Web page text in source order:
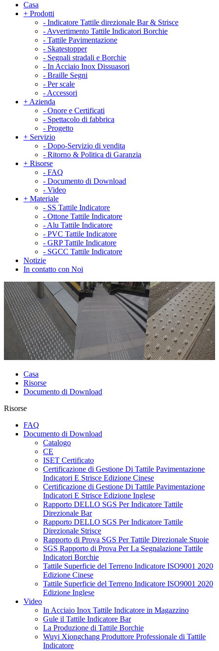
Casa
+ Prodotti
- Indicatore Tattile direzionale Bar & Strisce
- Avvertimento Tattile Indicatori Borchie
- Tattile Pavimentazione
- Skatestopper
- Segnali stradali e Borchie
- In Acciaio Inox Dissuasori
- Braille Segni
- Per scale
- Accessori
+ Azienda
- Onore e Certificati
- Spettacolo di fabbrica
- Progetto
+ Servizio
- Dopo-Servizio di vendita
- Ritorno & Politica di Garanzia
+ Risorse
- FAQ
- Documento di Download
- Video
+ Materiale
- SS Tattile Indicatore
- Ottone Tattile Indicatore
- Alu Tattile Indicatore
- PVC Tattile Indicatore
- GRP Tattile Indicatore
- SGCC Tattile Indicatore
Notizie
In contatto con Noi
Casa
Risorse
Documento di Download
Risorse
FAQ
Documento di Download
Catalogo
CE
ISET Certificato
Certificazione di Gestione Di Tattile Pavimentazione
Indicatori E Strisce Edizione Cinese
Certificazione di Gestione Di Tattile Pavimentazione
Indicatori E Strisce Edizione Inglese
Rapporto DELLO SGS Per Indicatore Tattile
Direzionale Bar
Rapporto DELLO SGS Per Indicatore Tattile
Direzionale Strisce
Rapporto di Prova SGS Per Tattile Direzionale Stuoie
SGS Rapporto di Prova Per La Segnalazione Tattile
Indicatori Borchie
Tattile Superficie del Terreno Indicatore ISO9001 2020
Edizione Cinese
Tattile Superficie del Terreno Indicatore ISO9001 2020
Edizione Inglese
Video
In Acciaio Inox Tattile Indicatore in Magazzino
Gule il Tattile Indicatore Bar
La Produzione di Tattile Borchie
Wuyi Xiongchang Produttore Professionale di Tattile
Indicatore